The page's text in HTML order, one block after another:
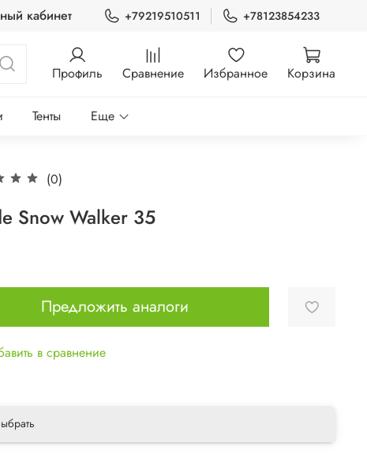
кабинет +79219510511 +78123854233
Профиль Сравнение Избранное Корзина
Тенты Еще
(0)
Snow Walker 35
Предложить аналоги
в сравнение